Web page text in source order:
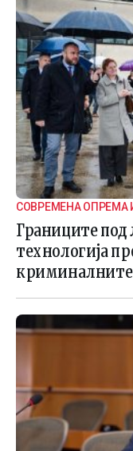
СОВРЕМЕНА ОПРЕМА
ГРАНИЧНАТА
Границите под
технологија